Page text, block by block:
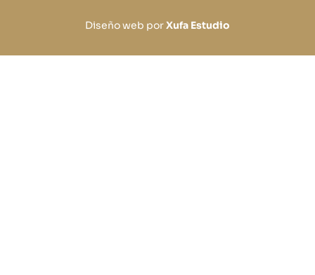
Diseño web porXufa Estudio